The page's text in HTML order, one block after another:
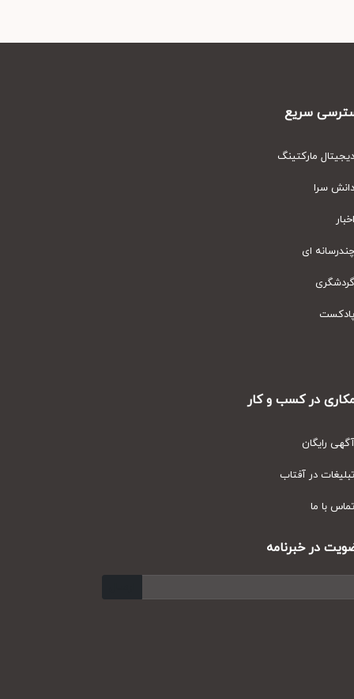
سریع
مارکتینگ
سرا
ای
در کسب و کار
رایگان
در آفتاب
با ما
در خبرنامه